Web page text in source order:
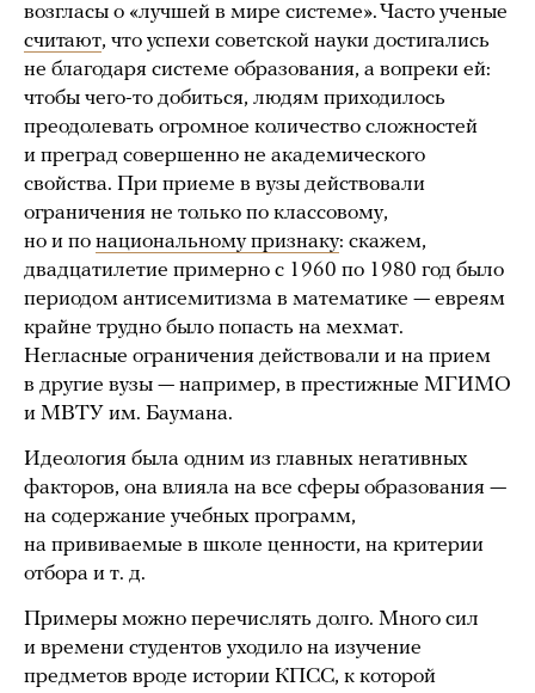
возгласы о «лучшей в мире системе». Часто ученые
считают, что успехи советской науки достигались
не благодаря системе образования, а вопреки ей:
чтобы чего-то добиться, людям приходилось
преодолевать огромное количество сложностей
и преград совершенно не академического
свойства. При приеме в вузы действовали
ограничения не только по классовому,
но и по национальному признаку: скажем,
двадцатилетие примерно с 1960 по 1980 год было
периодом антисемитизма в математике — евреям
крайне трудно было попасть на мехмат.
Негласные ограничения действовали и на прием
в другие вузы — например, в престижные МГИМО
и МВТУ им. Баумана.
Идеология была одним из главных негативных
факторов, она влияла на все сферы образования —
на содержание учебных программ,
на прививаемые в школе ценности, на критерии
отбора и т. д.
Примеры можно перечислять долго. Много сил
и времени студентов уходило на изучение
предметов вроде истории КПСС, к которой